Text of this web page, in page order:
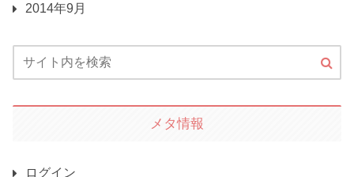
2014年9月
メタ情報
ログイン